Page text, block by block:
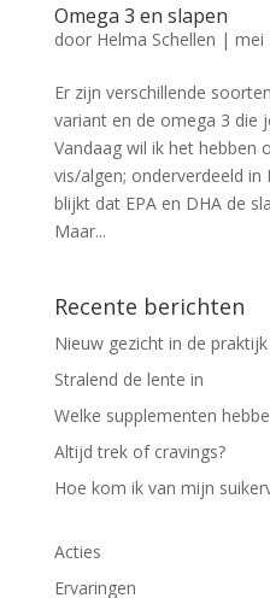
Omega 3 en slapen
door Helma Schellen | mei
Er zijn verschillende
variant en de omega 3 die
Vandaag wil ik het hebben
vis/algen; onderverdeeld in
blijkt dat EPA en DHA de
Maar...
Recente berichten
Nieuw gezicht in de praktijk
Stralend de lente in
Welke supplementen
Altijd trek of cravings?
Hoe kom ik van mijn
Acties
Ervaringen